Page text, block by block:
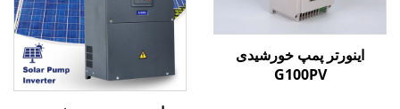
اینورتر پمپ خورشیدی
G100PV